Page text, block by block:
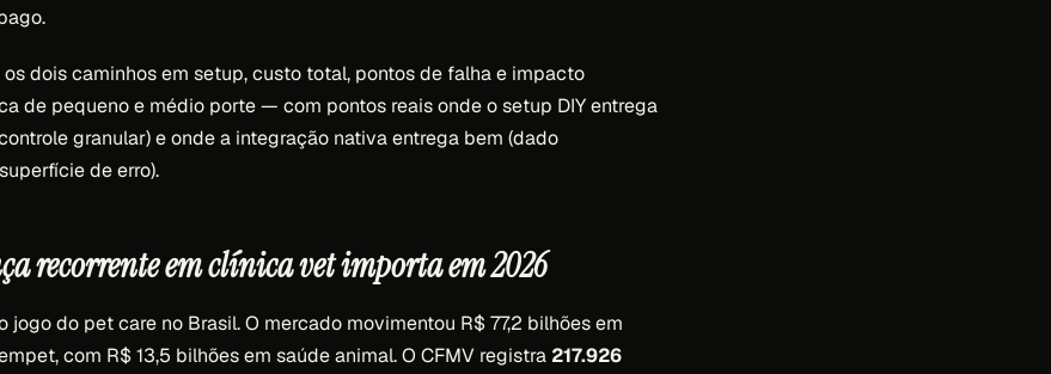
dois caminhos em setup, custo total, pontos de falha e impacto
de pequeno e médio porte — com pontos reais onde o setup DIY entrega
granular) e onde a integração nativa entrega bem (dado
de erro).
recorrente em clínica vet importa em 2026
jogo do pet care no Brasil. O mercado movimentou R$ 77,2 bilhões em
com R$ 13,5 bilhões em saúde animal. O CFMV registra 217.926